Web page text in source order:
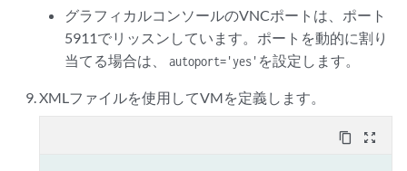
    </controller>
<interface type='bridge'>
<!-- Specify the linux bridge name for the VM to attach to
      <model type='virtio'/>
  <on_poweroff>destroy</on_poweroff>
  <on_crash>destroy</on_crash>
  <pm>
    <suspend-to-disk enabled='no'/>
グラフィカルコンソールのVNCポートは、ポート
5911でリッスンしています。ポートを動的に割り
当てる場合は、 autoport='yes' を設定します。
XMLファイルを使用してVMを定義します。
content_copy zoom_out_map